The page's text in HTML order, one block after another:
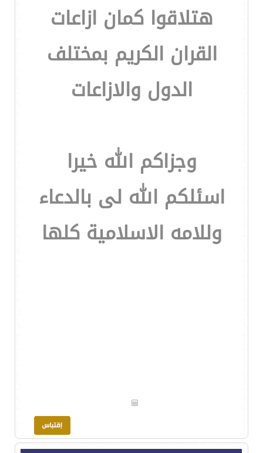
هتلاقوا كمان ازاعات
القران الكريم بمختلف
الدول والازاعات
وجزاكم الله خيرا
اسئلكم الله لى بالدعاء
وللامه الاسلامية كلها